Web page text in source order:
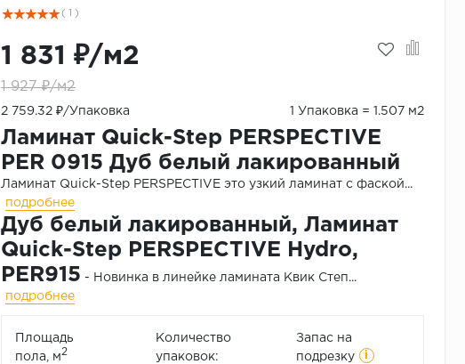
( 1 )
1 831 ₽/м2
1 927 ₽/м2
2 759.32 ₽/Упаковка 1 Упаковка = 1.507 м2
Ламинат Quick-Step PERSPECTIVE
PER 0915 Дуб белый лакированный
Ламинат Quick-Step PERSPECTIVE это узкий ламинат с фаской...
подробнее
Дуб белый лакированный, Ламинат
Quick-Step PERSPECTIVE Hydro,
PER915 - Новинка в линейке ламината Квик Степ...
подробнее
Площадь
пола, м2
Количество
упаковок:
Запас на
подрезку
i